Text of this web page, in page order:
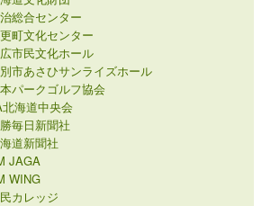
総合センター
町文化センター
市民文化ホール
市あさひサンライズホール
パークゴルフ協会
海道中央会
毎日新聞社
道新聞社
JAGA
WING
カレッジ